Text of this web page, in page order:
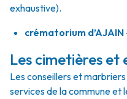
exhaustive).
crématorium d’AJAIN
Les cimetières et
Les conseillers et
services de la commune et